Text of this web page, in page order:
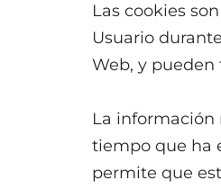
Las cookies
Usuario
Web, y
La información
tiempo que ha
permite que